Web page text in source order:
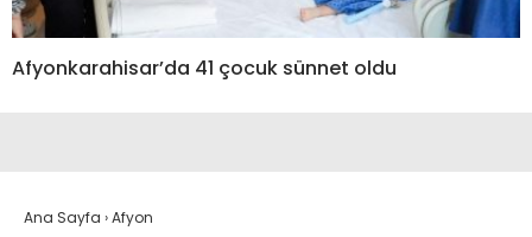
Afyonkarahisar’da 41 çocuk sünnet oldu
Ana Sayfa ›Afyon